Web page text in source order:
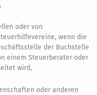
oder von
wenn die
der Buchstelle
einem Steuerberater oder
wird,
oder anderen